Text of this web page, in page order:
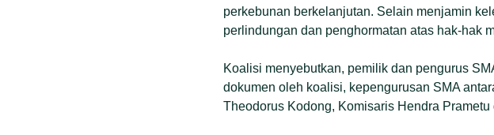
perkebunan berkelanjutan. Selain menjamin
perlindungan dan penghormatan atas hak-hak
Koalisi menyebutkan, pemilik dan pengurus
dokumen oleh koalisi, kepengurusan SMA
Theodorus Kodong, Komisaris Hendra